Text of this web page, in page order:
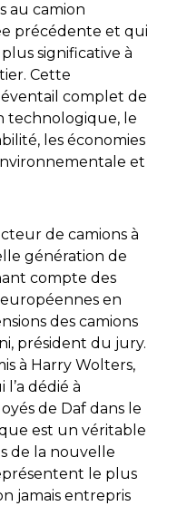
au camion
précédente et qui
significative à
Cette
complet de
technologique, le
les économies
et
de camions à
génération de
compte des
en
des camions
président du jury.
à Harry Wolters,
dédié à
de Daf dans le
est un véritable
de la nouvelle
le plus
jamais entrepris